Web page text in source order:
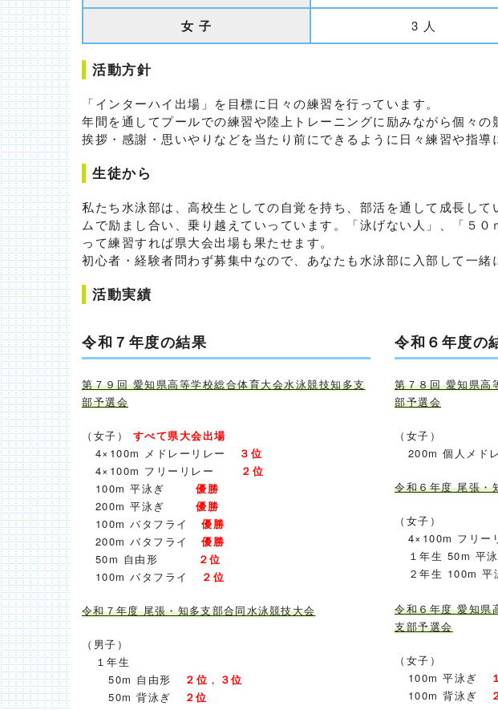
女 子 3 人
活動方針
「インターハイ出場」を目標に日々の練習を行っています。
年間を通してプールでの練習や陸上トレーニングに励みながら個々
挨拶・感謝・思いやりなどを当たり前にできるように日々練習や指導
生徒から
私たち水泳部は、高校生としての自覚を持ち、部活を通して成長し
ムで励まし合い、乗り越えていっています。「泳げない人」、「５
って練習すれば県大会出場も果たせます。
初心者・経験者問わず募集中なので、あなたも水泳部に入部して一緒
活動実績
令和７年度の結果
第７９回 愛知県高等学校総合体育大会水泳競技知多支
部予選会
（女子） すべて県大会出場
4×100m メドレーリレー
３位
4×100m フリーリレー
２位
100m 平泳ぎ 優勝
200m 平泳ぎ 優勝
100m バタフライ 優勝
200m バタフライ 優勝
50m 自由形
２位
100m バタフライ
２位
令和７年度 尾張・知多支部合同水泳競技大会
（男子）
１年生
50m 自由形
２位 ， ３位
50m 背泳ぎ
２位
令和６年度の
第７８回 愛知県高
部予選会
（女子）
200m 個人メド
令和６年度 尾張・
（女子）
4×100m フリー
１年生 50m
２年生 100m
令和６年度 愛知県
支部予選会
（女子）
100m 平泳ぎ
100m 背泳ぎ